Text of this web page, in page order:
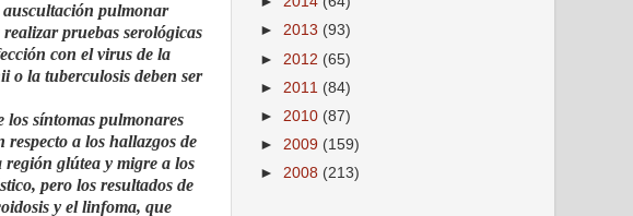
auscultación pulmonar
pruebas serológicas
con el virus de la
la tuberculosis deben ser
los síntomas pulmonares
a los hallazgos de
glútea y migre a los
pero los resultados de
y el linfoma, que
► 2013 (93)
► 2012 (65)
► 2011 (84)
► 2010 (87)
► 2009 (159)
► 2008 (213)